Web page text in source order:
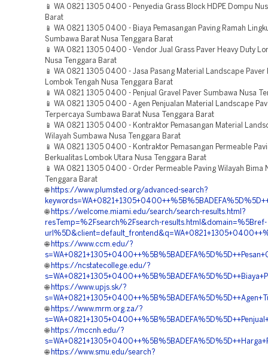
📱 WA 0821 1305 0400 - Penyedia Grass Block HDPE Dompu
Barat
📱 WA 0821 1305 0400 - Biaya Pemasangan Paving Ramah
Sumbawa Barat Nusa Tenggara Barat
📱 WA 0821 1305 0400 - Vendor Jual Grass Paver Heavy Duty
Nusa Tenggara Barat
📱 WA 0821 1305 0400 - Jasa Pasang Material Landscape Paver
Lombok Tengah Nusa Tenggara Barat
📱 WA 0821 1305 0400 - Penjual Gravel Paver Sumbawa Nusa
📱 WA 0821 1305 0400 - Agen Penjualan Material Landscape
Terpercaya Sumbawa Barat Nusa Tenggara Barat
📱 WA 0821 1305 0400 - Kontraktor Pemasangan Material
Wilayah Sumbawa Nusa Tenggara Barat
📱 WA 0821 1305 0400 - Kontraktor Pemasangan Permeable
Berkualitas Lombok Utara Nusa Tenggara Barat
📱 WA 0821 1305 0400 - Order Permeable Paving Wilayah Bima
Tenggara Barat
🌐 https://www.plumsted.org/advanced-search?
🌐 https://welcome.miami.edu/search/search-results.html?
resTemp=%2Fsearch%2Fsearch-results.html&domain=%5Bref-
🌐 https://www.ccm.edu/?
🌐 https://ncstatecollege.edu/?
🌐 https://www.upjs.sk/?
🌐 https://www.mrm.org.za/?
🌐 https://mccnh.edu/?
🌐 https://www.smu.edu/search?